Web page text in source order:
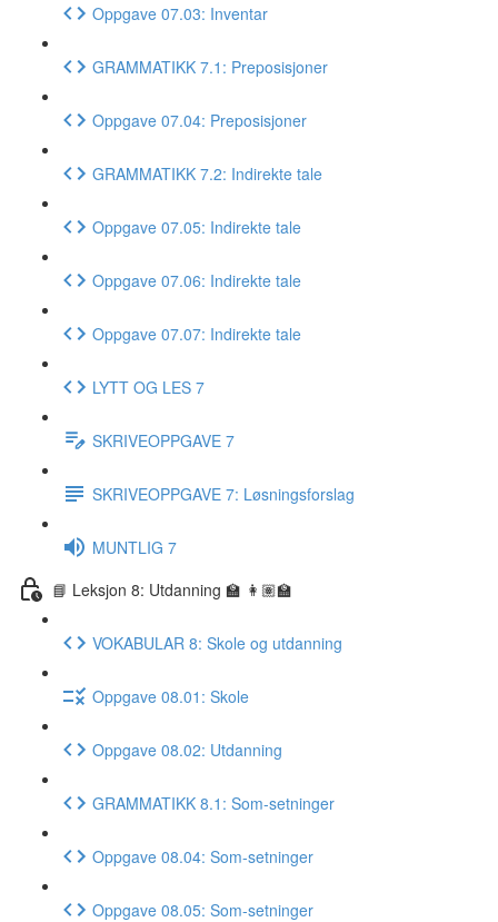
Oppgave 07.03: Inventar
GRAMMATIKK 7.1: Preposisjoner
Oppgave 07.04: Preposisjoner
GRAMMATIKK 7.2: Indirekte tale
Oppgave 07.05: Indirekte tale
Oppgave 07.06: Indirekte tale
Oppgave 07.07: Indirekte tale
LYTT OG LES 7
SKRIVEOPPGAVE 7
SKRIVEOPPGAVE 7: Løsningsforslag
MUNTLIG 7
📘 Leksjon 8: Utdanning 🏫 👩🏽‍🏫
VOKABULAR 8: Skole og utdanning
Oppgave 08.01: Skole
Oppgave 08.02: Utdanning
GRAMMATIKK 8.1: Som-setninger
Oppgave 08.04: Som-setninger
Oppgave 08.05: Som-setninger